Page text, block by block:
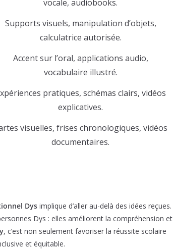
vocale, audiobooks.
Supports visuels, manipulation d’objets,
calculatrice autorisée.
Accent sur l’oral, applications audio,
vocabulaire illustré.
pratiques, schémas clairs, vidéos
explicatives.
visuelles, frises chronologiques, vidéos
documentaires.
Dys implique d’aller au-delà des idées reçues.
Dys : elles améliorent la compréhension et
, c’est non seulement favoriser la réussite scolaire
et équitable.